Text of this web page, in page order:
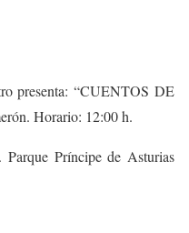
presenta: “CUENTOS DE
Horario: 12:00 h.
Príncipe de Asturias